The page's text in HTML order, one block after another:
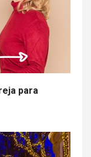
para